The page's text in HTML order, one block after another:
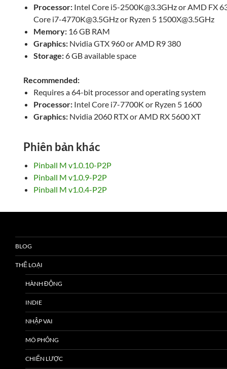
Processor: Intel Core i5-2500K@3.3GHzor AMD FX
Core i7-4770K@3.5GHzor Ryzen 5 1500X@3.5GHz
Memory: 16 GB RAM
Graphics: Nvidia GTX 960 or AMD R9 380
Storage:6 GB available space
Recommended:
Requires a 64-bit processor and operating system
Processor: Intel Core i7-7700K or Ryzen 5 1600
Graphics: Nvidia 2060 RTX or AMD RX 5600 XT
Phiên bản khác
Pinball M v1.0.10-P2P
Pinball M v1.0.9-P2P
Pinball M v1.0.4-P2P
BLOG
THỂ LOẠI
HÀNH ĐỘNG
INDIE
NHẬP VAI
MÔ PHỎNG
CHIẾN LƯỢC